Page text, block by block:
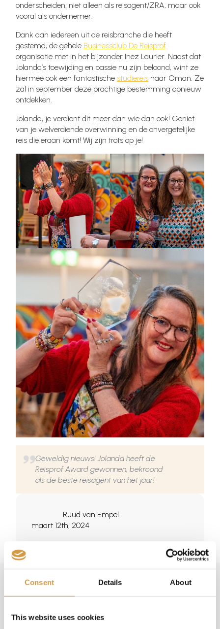
Consent Details About
This website uses cookies
onderscheiden, niet alleen als reisagent/ZRA, maar ook
vooral als ondernemer. ⁠
Dank aan iedereen uit de reisbranche die heeft
gestemd, de gehele Businessclub De Reisprof
organisatie met in het bijzonder Inez Laurier. Naast dat
Jolanda’s toewijding en passie nu zijn beloond, wint ze
hiermee ook een fantastische studiereis naar Oman. Ze
zal in september deze prachtige bestemming opnieuw
ontdekken.
Jolanda, je verdient dit meer dan wie dan ook! Geniet
van je welverdiende overwinning en de onvergetelijke
reis die eraan komt! Wij zijn trots op je!
Geweldig nieuws! Jolanda heeft de
Reisprof Award gewonnen, bekroond
als de beste reisagent van het jaar!
Ruud van Empel
maart 12th, 2024